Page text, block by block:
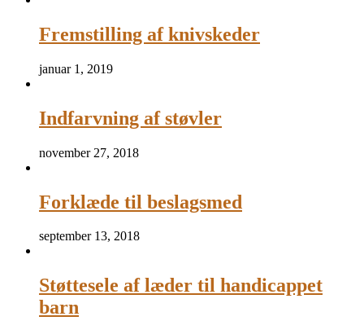
Fremstilling af knivskeder
januar 1, 2019
Indfarvning af støvler
november 27, 2018
Forklæde til beslagsmed
september 13, 2018
Støttesele af læder til handicappet
barn